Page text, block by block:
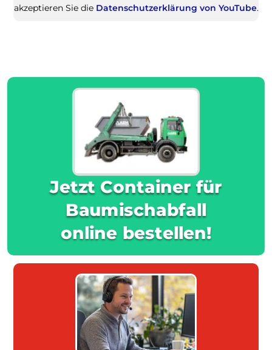
akzeptieren Sie die Datenschutzerklärung von YouTube.
Jetzt Container für
Baumischabfall
online bestellen!